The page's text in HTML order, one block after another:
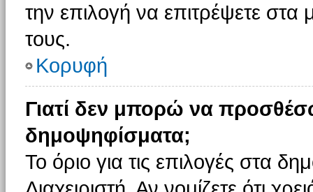
την επιλογή να επιτρέψετε στα
τους.
Κορυφή
Γιατί δεν μπορώ να
δημοψηφίσματα;
Το όριο για τις επιλογές στα